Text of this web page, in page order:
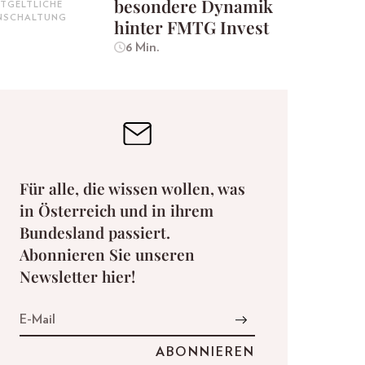
besondere Dynamik
hinter FMTG Invest
6 Min.
Für alle, die wissen wollen, was
in Österreich und in ihrem
Bundesland passiert.
Abonnieren Sie unseren
Newsletter hier!